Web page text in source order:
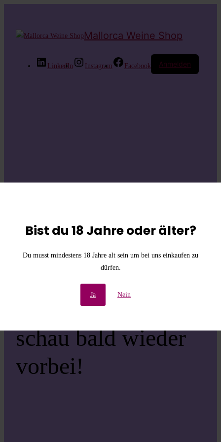
Bist du 18 Jahre oder älter?
Du musst mindestens 18 Jahre alt sein um bei uns einkaufen zu
dürfen.
Ja Nein
Mallorca Weine Shop
LinkedIn Instagram Facebook Anmelden
die
Unannehmlichkeiten!
Wir arbeiten an einer
großartigen Sache –
schau bald wieder
vorbei!